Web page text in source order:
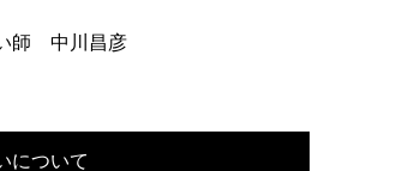
師 中川昌彦
について